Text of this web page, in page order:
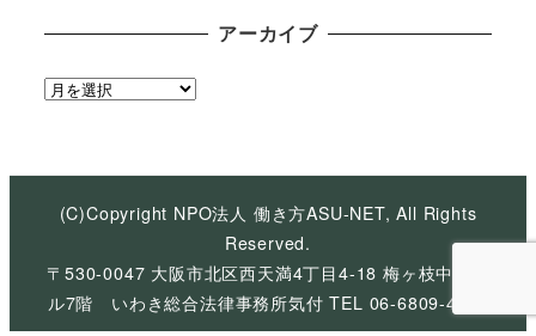
アーカイブ
ア
イ
(C)Copyright NPO法人 働き方ASU-NET, All Rights
Reserved.
〒530-0047 大阪市北区西天満4丁目4-18 梅ヶ枝中央ビ
ル7階 いわき総合法律事務所気付 TEL 06-6809-4926